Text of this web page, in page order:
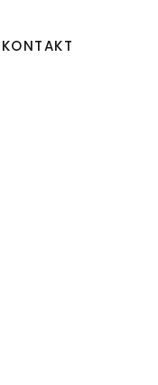
KONTAKT